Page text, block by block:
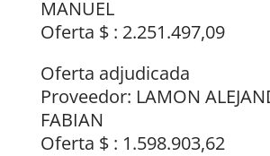
MANUEL
Oferta $ : 2.251.497,09
Oferta adjudicada
Proveedor: LAMON
FABIAN
Oferta $ : 1.598.903,62